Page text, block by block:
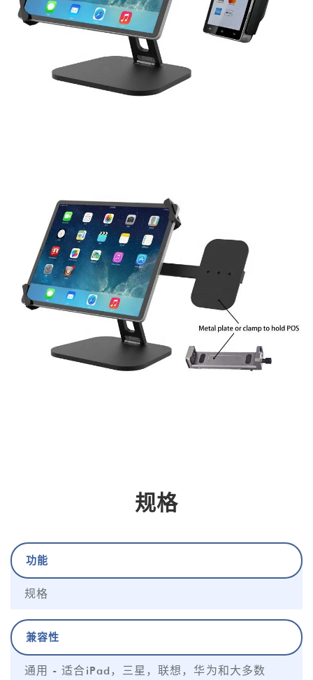
规格
功能
规格
兼容性
通用 - 适合iPad，三星，联想，华为和大多数